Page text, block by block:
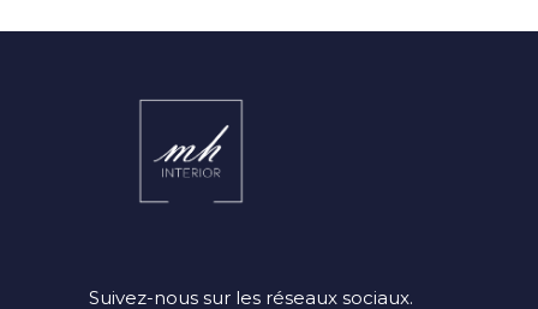
Suivez-nous sur les réseaux sociaux.